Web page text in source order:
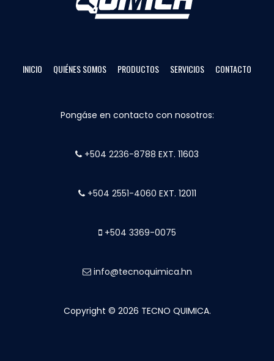
INICIO QUIÉNES SOMOS PRODUCTOS SERVICIOS CONTACTO
Pongáse en contacto con nosotros:
+504 2236-8788 EXT. 11603
+504 2551-4060 EXT. 12011
+504 3369-0075
info@tecnoquimica.hn
Copyright © 2026 TECNO QUIMICA.